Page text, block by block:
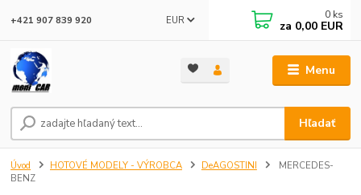
Menu
EUR
Hľadať
+421 907 839 920 0 ks
za 0,00 EUR
Úvod HOTOVÉ MODELY - VÝROBCA DeAGOSTINI
MERCEDES-
BENZ